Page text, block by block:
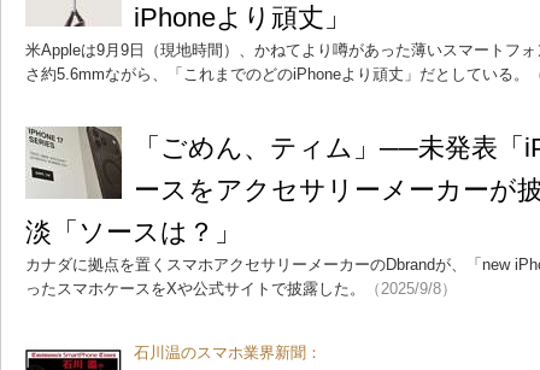
iPhoneより頑丈」
米Appleは9月9日（現地時間）、かねてより噂があった薄いスマートフ
さ約5.6mmながら、「これまでのどのiPhoneより頑丈」だとしている。
「ごめん、ティム」──未発表「
ースをアクセサリーメーカーが
淡「ソースは？」
カナダに拠点を置くスマホアクセサリーメーカーのDbrandが、「new
ったスマホケースをXや公式サイトで披露した。
（2025/9/8）
石川温のスマホ業界新聞：